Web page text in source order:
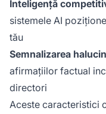
Inteligență
sistemele AI
tău
Semnalizarea
afirmațiilor factual
directori
Aceste caracteristici